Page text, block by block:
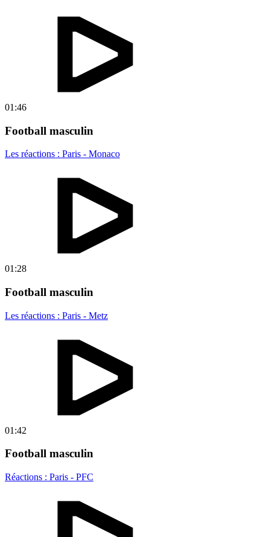
01:46
Football masculin
Les réactions : Paris - Monaco
01:28
Football masculin
Les réactions : Paris - Metz
01:42
Football masculin
Réactions : Paris - PFC